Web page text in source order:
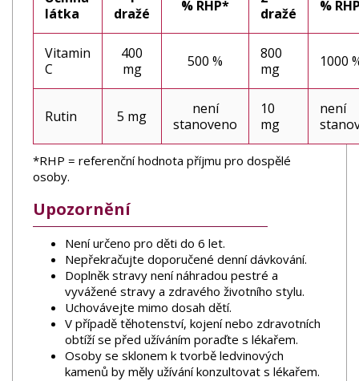
látka
dražé
% RHP*
dražé
%
Vitamin
C
400
mg
500 %
800
mg
1000
Rutin 5 mg
není
stanoveno
10
mg
není
*RHP = referenční hodnota příjmu pro dospělé
osoby.
Upozornění
Není určeno pro děti do 6 let.
Nepřekračujte doporučené denní dávkování.
Doplněk stravy není náhradou pestré a
vyvážené stravy a zdravého životního stylu.
Uchovávejte mimo dosah dětí.
V případě těhotenství, kojení nebo zdravotních
obtíží se před užíváním poraďte s lékařem.
Osoby se sklonem k tvorbě ledvinových
kamenů by měly užívání konzultovat s lékařem.